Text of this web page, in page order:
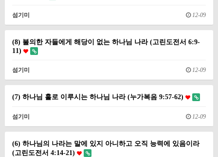
섬기미 12-09
(8) 불의한 자들에게 해당이 없는 하나님 나라 (고린도전서 6:9-
11)
섬기미 12-09
(7) 하나님 홀로 이루시는 하나님 나라 (누가복음 9:57-62)
섬기미 12-09
(6) 하나님의 나라는 말에 있지 아니하고 오직 능력에 있음이라
(고린도전서 4:14-21)